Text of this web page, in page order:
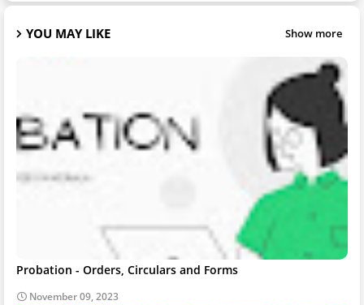
YOU MAY LIKE Show more
Probation - Orders, Circulars and Forms
November 09, 2023